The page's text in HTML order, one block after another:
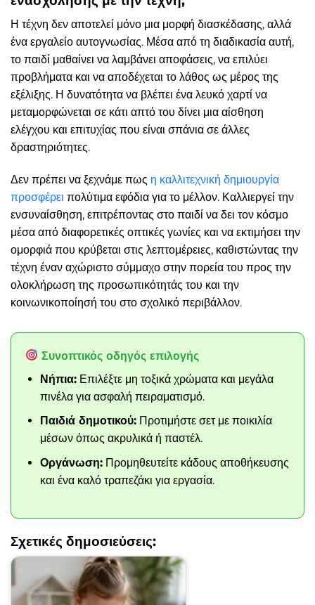
Η τέχνη δεν αποτελεί μόνο μια μορφή διασκέδασης, αλλά
ένα εργαλείο αυτογνωσίας. Μέσα από τη διαδικασία αυτή,
το παιδί μαθαίνει να λαμβάνει αποφάσεις, να επιλύει
προβλήματα και να αποδέχεται το λάθος ως μέρος της
εξέλιξης. Η δυνατότητα να βλέπει ένα λευκό χαρτί να
μεταμορφώνεται σε κάτι απτό του δίνει μια αίσθηση
ελέγχου και επιτυχίας που είναι σπάνια σε άλλες
δραστηριότητες.
Δεν πρέπει να ξεχνάμε πως η καλλιτεχνική δημιουργία
προσφέρει πολύτιμα εφόδια για το μέλλον. Καλλιεργεί την
ενσυναίσθηση, επιτρέποντας στο παιδί να δει τον κόσμο
μέσα από διαφορετικές οπτικές γωνίες και να εκτιμήσει την
ομορφιά που κρύβεται στις λεπτομέρειες, καθιστώντας την
τέχνη έναν αχώριστο σύμμαχο στην πορεία του προς την
ολοκλήρωση της προσωπικότητάς του και την
κοινωνικοποίησή του στο σχολικό περιβάλλον.
Συνοπτικός οδηγός επιλογής
Νήπια:Επιλέξτε μη τοξικά χρώματα και μεγάλα
πινέλα για ασφαλή πειραματισμό.
Παιδιά δημοτικού:Προτιμήστε σετ με ποικιλία
μέσων όπως ακρυλικά ή παστέλ.
Οργάνωση:Προμηθευτείτε κάδους αποθήκευσης
και ένα καλό τραπεζάκι για εργασία.
Σχετικές δημοσιεύσεις: